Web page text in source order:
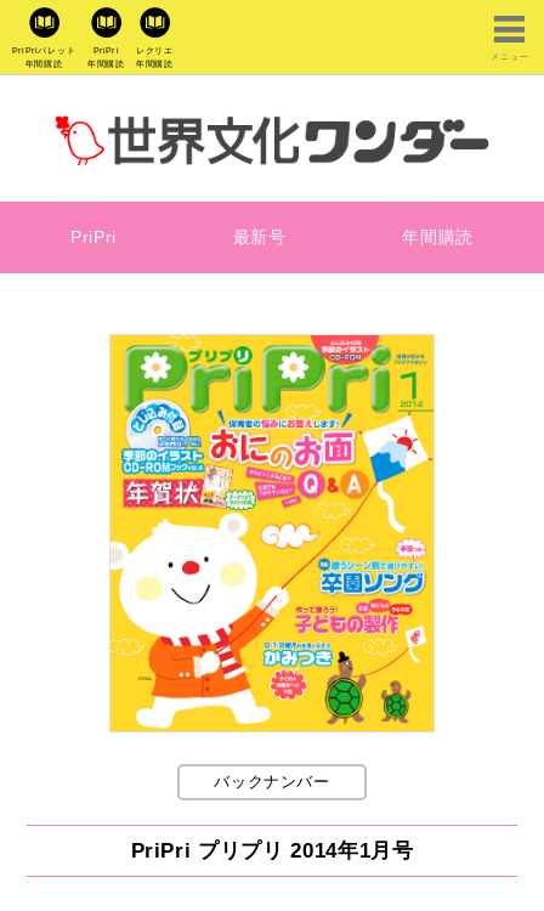
PriPriパレット
年間購読
PriPri
年間購読
レクリエ
年間購読
メニュー
PriPri 最新号 年間購読
バックナンバー
PriPri プリプリ 2014年1月号